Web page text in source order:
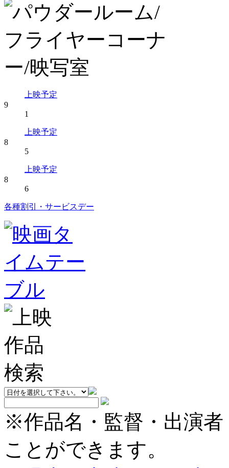
上映予定
9
1
上映予定
8
5
上映予定
8
6
各種割引・サービスデー
※作品名・監督・出演
ことができます。